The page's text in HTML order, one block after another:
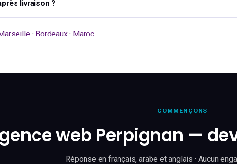
livraison ?
· Bordeaux · Maroc
COMMENÇONS
web Perpignan —
Réponse en français, arabe et anglais · Aucun